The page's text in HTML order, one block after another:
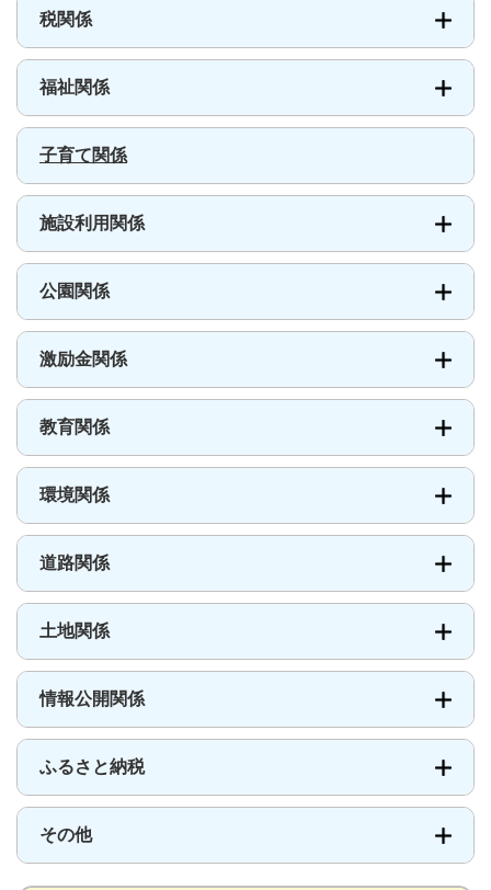
税関係
福祉関係
子育て関係
施設利用関係
公園関係
激励金関係
教育関係
環境関係
道路関係
土地関係
情報公開関係
ふるさと納税
その他